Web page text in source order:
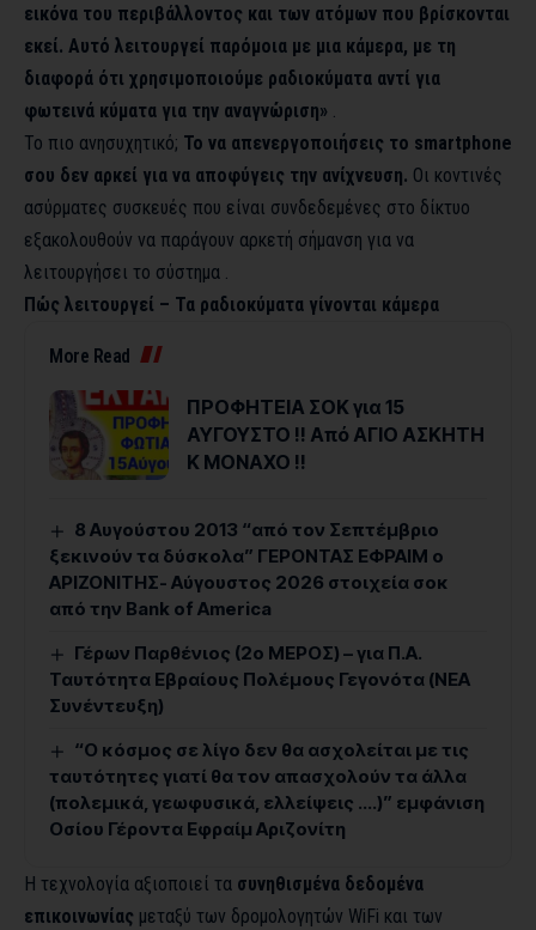
εικόνα του περιβάλλοντος και των ατόμων που βρίσκονται
εκεί. Αυτό λειτουργεί παρόμοια με μια κάμερα, με τη
διαφορά ότι χρησιμοποιούμε ραδιοκύματα αντί για
φωτεινά κύματα για την αναγνώριση»
Το πιο ανησυχητικό; Το να απενεργοποιήσεις το smartphone
σου δεν αρκεί για να αποφύγεις την ανίχνευση. Οι κοντινές
ασύρματες συσκευές που είναι συνδεδεμένες στο δίκτυο
εξακολουθούν να παράγουν αρκετή σήμανση για να
λειτουργήσει το σύστημα .
Πώς λειτουργεί – Τα ραδιοκύματα γίνονται κάμερα
More Read
ΠΡΟΦΗΤΕΙΑ ΣΟΚ για 15
ΑΥΓΟΥΣΤΟ !! Από ΑΓΙΟ ΑΣΚΗΤΗ
Κ ΜΟΝΑΧΟ !!
8 Αυγούστου 2013 “από τον Σεπτέμβριο
ξεκινούν τα δύσκολα” ΓΕΡΟΝΤΑΣ ΕΦΡΑΙΜ ο
ΑΡΙΖΟΝΙΤΗΣ- Αύγουστος 2026 στοιχεία σοκ
από την Bank of America
Γέρων Παρθένιος (2ο ΜΕΡΟΣ) – για Π.Α.
Ταυτότητα Εβραίους Πολέμους Γεγονότα (ΝΕΑ
Συνέντευξη)
“Ο κόσμος σε λίγο δεν θα ασχολείται με τις
ταυτότητες γιατί θα τον απασχολούν τα άλλα
(πολεμικά, γεωφυσικά, ελλείψεις ….)” εμφάνιση
Οσίου Γέροντα Εφραίμ Αριζονίτη
Η τεχνολογία αξιοποιεί τα συνηθισμένα δεδομένα
επικοινωνίας μεταξύ των δρομολογητών WiFi και των